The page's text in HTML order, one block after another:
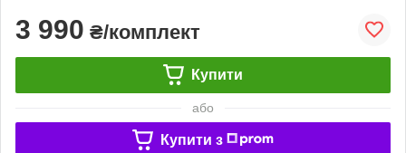
3 990 ₴/комплект
Купити
або
Купити з